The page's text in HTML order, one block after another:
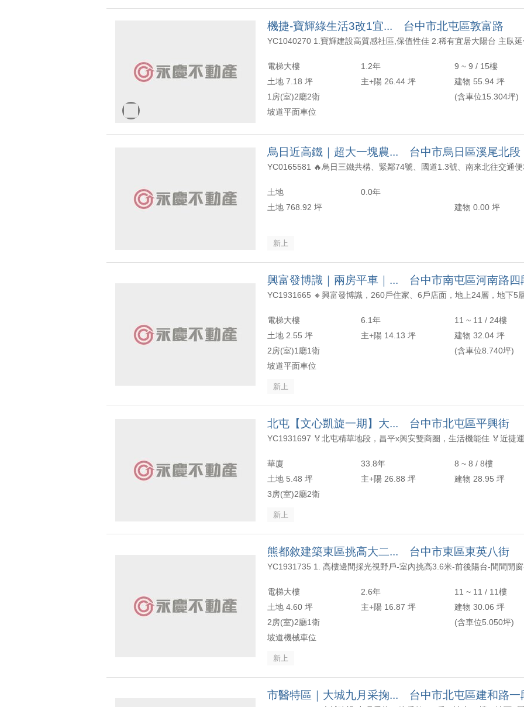
台南市-中西區
新竹市-北區
新北市-汐止區
機捷-寶輝綠生活3改1宜... 台中市北屯區敦富路
電梯大樓 1.2年
9 ~ 9 / 15樓
土地 7.18 坪
主+陽 26.44 坪
建物 55.94 坪
1房(室)2廳2衛
(含車位15.304坪)
坡道平面車位
烏日近高鐵｜超大一塊農... 台中市烏日區溪尾北段
土地
0.0年
土地 768.92 坪
建物 0.00 坪
新上
興富發博識｜兩房平車｜... 台中市南屯區河南路四
電梯大樓 6.1年
11 ~ 11 / 24樓
土地 2.55 坪
主+陽 14.13 坪
建物 32.04 坪
2房(室)1廳1衛
(含車位8.740坪)
坡道平面車位
新上
北屯【文心凱旋一期】大... 台中市北屯區平興街
華廈 33.8年
8 ~ 8 / 8樓
土地 5.48 坪
主+陽 26.88 坪
建物 28.95 坪
3房(室)2廳2衛
新上
熊都敘建築東區挑高大二... 台中市東區東英八街
電梯大樓 2.6年
11 ~ 11 / 11樓
土地 4.60 坪
主+陽 16.87 坪
建物 30.06 坪
2房(室)2廳1衛
(含車位5.050坪)
坡道機械車位
新上
市醫特區｜大城九月采掬... 台中市北屯區建和路一